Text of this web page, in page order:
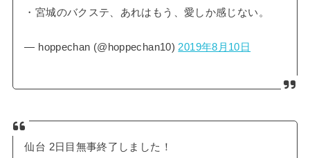
・宮城のバクステ、あれはもう、愛しか感じない。
— hoppechan (@hoppechan10) 2019年8月10日
仙台 2日目無事終了しました！